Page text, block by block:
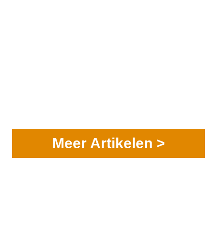
Meer Artikelen >